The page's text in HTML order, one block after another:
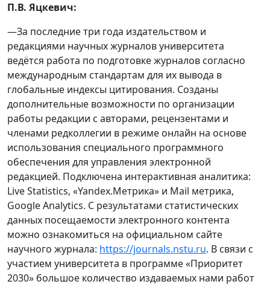
П.В. Яцкевич:
—За последние три года издательством и
редакциями научных журналов университета
ведётся работа по подготовке журналов согласно
международным стандартам для их вывода в
глобальные индексы цитирования. Созданы
дополнительные возможности по организации
работы редакции с авторами, рецензентами и
членами редколлегии в режиме онлайн на основе
использования специального программного
обеспечения для управления электронной
редакцией. Подключена интерактивная аналитика:
Live Statistics, «Yandex.Метрика» и Mail метрика,
Google Analytics. С результатами статистических
данных посещаемости электронного контента
можно ознакомиться на официальном сайте
научного журнала: https://journals.nstu.ru. В связи с
участием университета в программе «Приоритет
2030» большое количество издаваемых нами работ